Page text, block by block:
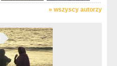
» wszyscy autorzy